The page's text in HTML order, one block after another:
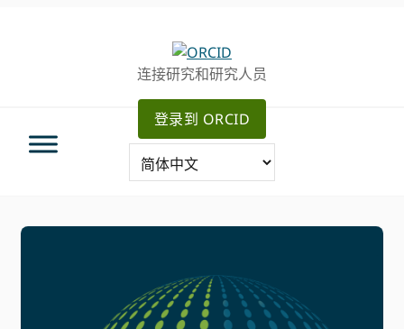
连接研究和研究人员
登录到 ORCID